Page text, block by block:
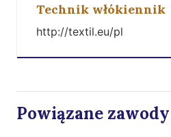
Technik włókiennik
http://textil.eu/pl
Powiązane zawody